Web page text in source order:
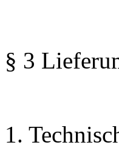
§ 3
1.